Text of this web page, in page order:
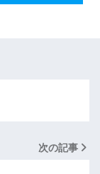
次の記事